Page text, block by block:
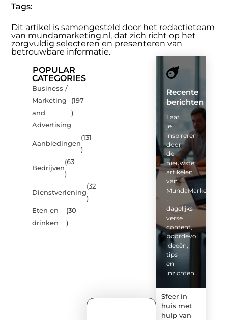
Tags:
Dit artikel is samengesteld door het redactieteam
van mundamarketing.nl, dat zich richt op het
zorgvuldig selecteren en presenteren van
betrouwbare informatie.
POPULAR
CATEGORIES
Business /
Marketing
and
Advertising
(197
)
Aanbiedingen
(131
)
Bedrijven
(63
)
Dienstverlening
(32
)
Eten en
drinken
(30
)
Recente
berichten
Laat
je
inspireren
door
de
nieuwste
artikelen
van
MundaMarketing.nl
–
dagelijks
verse
content,
boordevol
ideeën,
tips
en
inzichten.
Sfeer in
huis met
hulp van